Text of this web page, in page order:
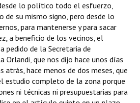
lo político todo el esfuerzo,
de su mismo signo, pero desde lo
para mantenerse y para sacar
a beneficio de los vecinos, el
pedido de la Secretaria de
Orlandi, que nos dijo hace unos días
atrás, hace menos de dos meses, que
estudio completo de la zona porque
ni técnicas ni presupuestarias para